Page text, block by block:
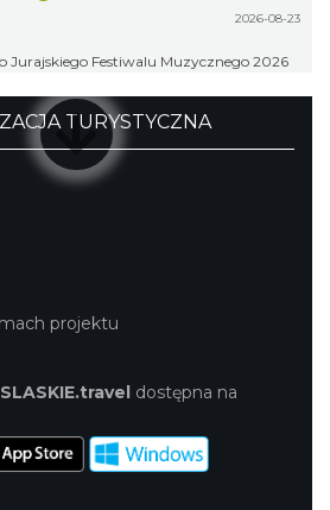
2026-08-23
Jurajskiego Festiwalu Muzycznego 2026
TURYSTYCZNA
projektu
SLASKIE.travel dostępna na